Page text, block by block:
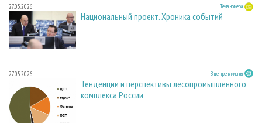
27.05.2026 Тема номера
Национальный проект. Хроника событий
27.05.2026 В центре внимания
Тенденции и перспективы лесопромышленного
комплекса России